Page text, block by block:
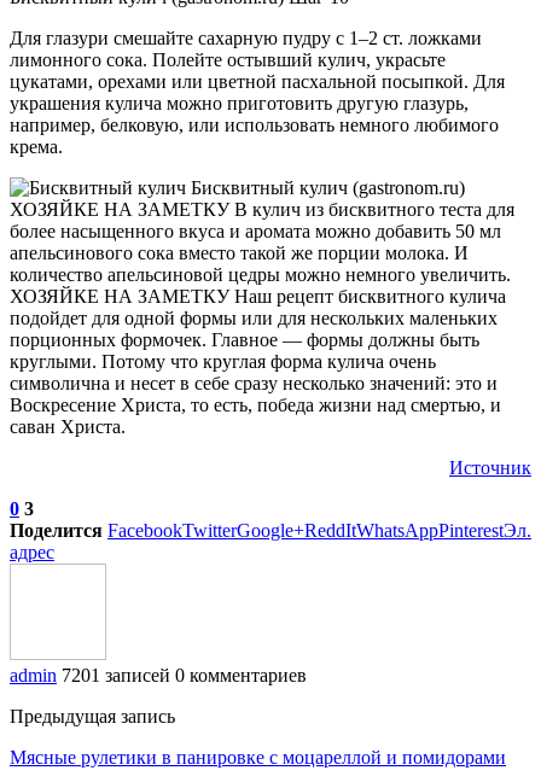
Для глазури смешайте сахарную пудру с 1–2 ст. ложками
лимонного сока. Полейте остывший кулич, украсьте
цукатами, орехами или цветной пасхальной посыпкой. Для
украшения кулича можно приготовить другую глазурь,
например, белковую, или использовать немного любимого
крема.
Бисквитный кулич (gastronom.ru)
ХОЗЯЙКЕ НА ЗАМЕТКУ В кулич из бисквитного теста для
более насыщенного вкуса и аромата можно добавить 50 мл
апельсинового сока вместо такой же порции молока. И
количество апельсиновой цедры можно немного увеличить.
ХОЗЯЙКЕ НА ЗАМЕТКУ Наш рецепт бисквитного кулича
подойдет для одной формы или для нескольких маленьких
порционных формочек. Главное — формы должны быть
круглыми. Потому что круглая форма кулича очень
символична и несет в себе сразу несколько значений: это и
Воскресение Христа, то есть, победа жизни над смертью, и
саван Христа.
Источник
0 3
Поделится FacebookTwitterGoogle+ReddItWhatsAppPinterestЭл.
адрес
admin 7201 записей 0 комментариев
Предыдущая запись
Мясные рулетики в панировке с моцареллой и помидорами